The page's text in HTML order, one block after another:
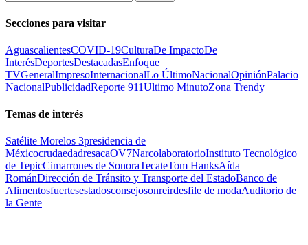
Secciones para visitar
AguascalientesCOVID-19CulturaDe ImpactoDe
InterésDeportesDestacadasEnfoque
TVGeneralImpresoInternacionalLo ÚltimoNacionalOpiniónPalacio
NacionalPublicidadReporte 911Ultimo MinutoZona Trendy
Temas de interés
Satélite Morelos 3presidencia de
MéxicocrudaedadresacaOV7NarcolaboratorioInstituto Tecnológico
de TepicCimarrones de SonoraTecateTom HanksAída
RománDirección de Tránsito y Transporte del EstadoBanco de
Alimentosfuertesestadosconsejosonreirdesfile de modaAuditorio de
la Gente